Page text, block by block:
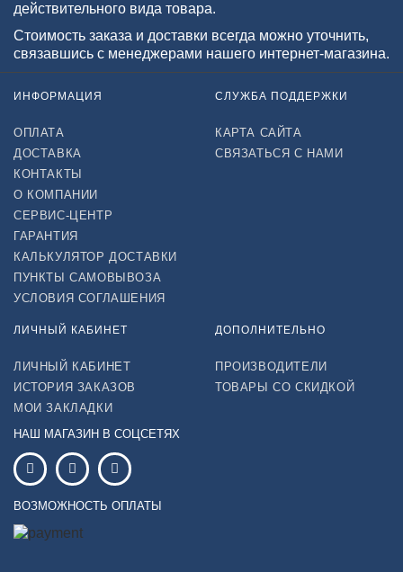
действительного вида товара.
Стоимость заказа и доставки всегда можно уточнить,
связавшись с менеджерами нашего интернет-магазина.
ИНФОРМАЦИЯ
ОПЛАТА
ДОСТАВКА
КОНТАКТЫ
О КОМПАНИИ
СЕРВИС-ЦЕНТР
ГАРАНТИЯ
КАЛЬКУЛЯТОР ДОСТАВКИ
ПУНКТЫ САМОВЫВОЗА
УСЛОВИЯ СОГЛАШЕНИЯ
СЛУЖБА ПОДДЕРЖКИ
КАРТА САЙТА
СВЯЗАТЬСЯ С НАМИ
ЛИЧНЫЙ КАБИНЕТ
ЛИЧНЫЙ КАБИНЕТ
ИСТОРИЯ ЗАКАЗОВ
МОИ ЗАКЛАДКИ
ДОПОЛНИТЕЛЬНО
ПРОИЗВОДИТЕЛИ
ТОВАРЫ СО СКИДКОЙ
НАШ МАГАЗИН В СОЦСЕТЯХ
ВОЗМОЖНОСТЬ ОПЛАТЫ